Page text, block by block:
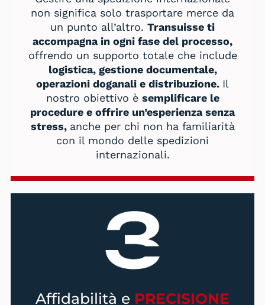
non significa solo trasportare merce da
un punto all’altro. Transuisse ti
accompagna in ogni fase del processo,
offrendo un supporto totale che include
logistica, gestione documentale,
operazioni doganali e distribuzione. Il
nostro obiettivo è semplificare le
procedure e offrire un’esperienza senza
stress, anche per chi non ha familiarità
con il mondo delle spedizioni
internazionali.
Affidabilità e PRECISIONE